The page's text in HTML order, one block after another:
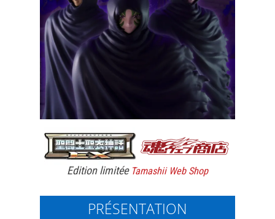
Edition limitée Tamashii Web Shop
PRÉSENTATION